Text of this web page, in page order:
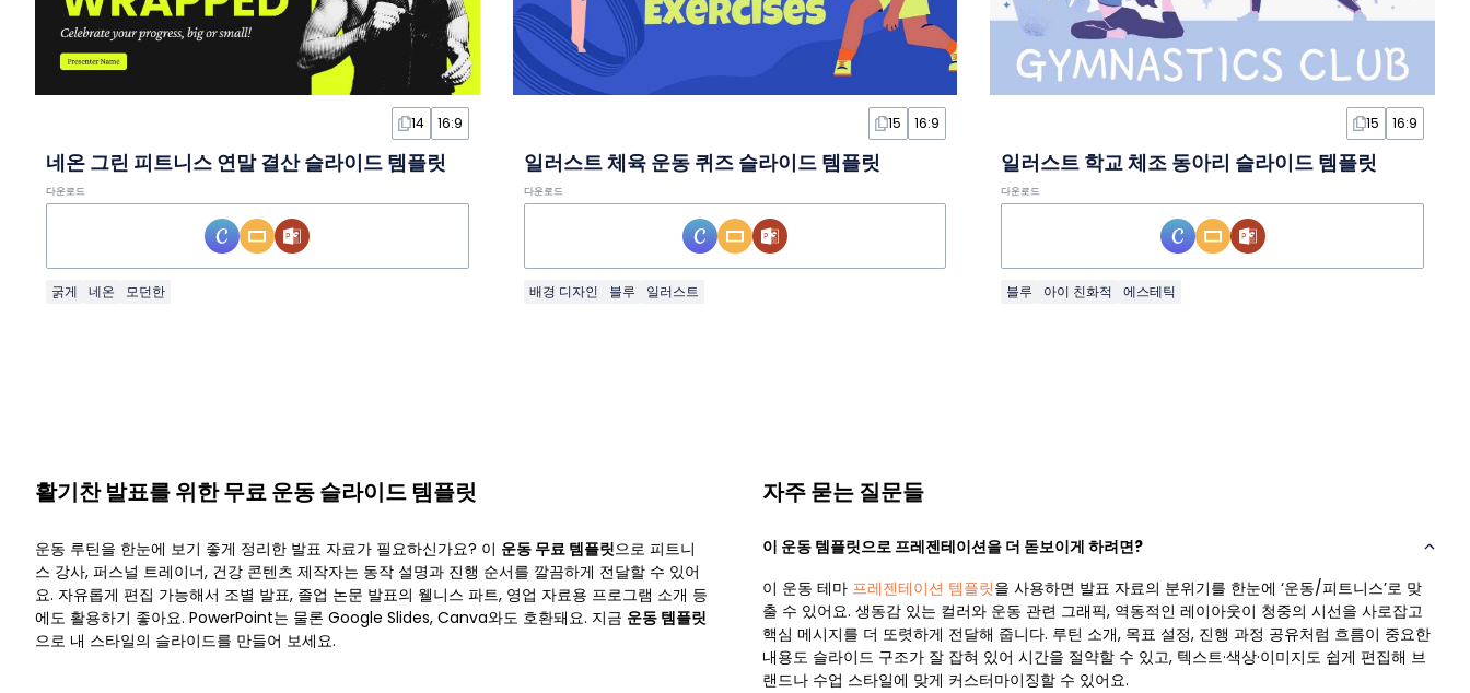
14 16:9
네온 그린 피트니스 연말 결산 슬라이드 템플릿
다운로드
굵게 네온 모던한
15 16:9
일러스트 체육 운동 퀴즈 슬라이드 템플릿
다운로드
배경 디자인 블루 일러스트
15 16:9
일러스트 학교 체조 동아리 슬라이드 템플릿
다운로드
블루 아이 친화적 에스테틱
활기찬 발표를 위한 무료 운동 슬라이드 템플릿
운동 루틴을 한눈에 보기 좋게 정리한 발표 자료가 필요하신가요? 이 운동 무료 템플릿으로 피트니
스 강사, 퍼스널 트레이너, 건강 콘텐츠 제작자는 동작 설명과 진행 순서를 깔끔하게 전달할 수 있어
요. 자유롭게 편집 가능해서 조별 발표, 졸업 논문 발표의 웰니스 파트, 영업 자료용 프로그램 소개 등
에도 활용하기 좋아요. PowerPoint는 물론 Google Slides, Canva와도 호환돼요. 지금 운동 템플릿
으로 내 스타일의 슬라이드를 만들어 보세요.
자주 묻는 질문들
이 운동 템플릿으로 프레젠테이션을 더 돋보이게 하려면?
이 운동 테마 프레젠테이션 템플릿을 사용하면 발표 자료의 분위기를 한눈에 ‘운동/피트니스’로 맞
출 수 있어요. 생동감 있는 컬러와 운동 관련 그래픽, 역동적인 레이아웃이 청중의 시선을 사로잡고
핵심 메시지를 더 또렷하게 전달해 줍니다. 루틴 소개, 목표 설정, 진행 과정 공유처럼 흐름이 중요한
내용도 슬라이드 구조가 잘 잡혀 있어 시간을 절약할 수 있고, 텍스트·색상·이미지도 쉽게 편집해 브
랜드나 수업 스타일에 맞게 커스터마이징할 수 있어요.